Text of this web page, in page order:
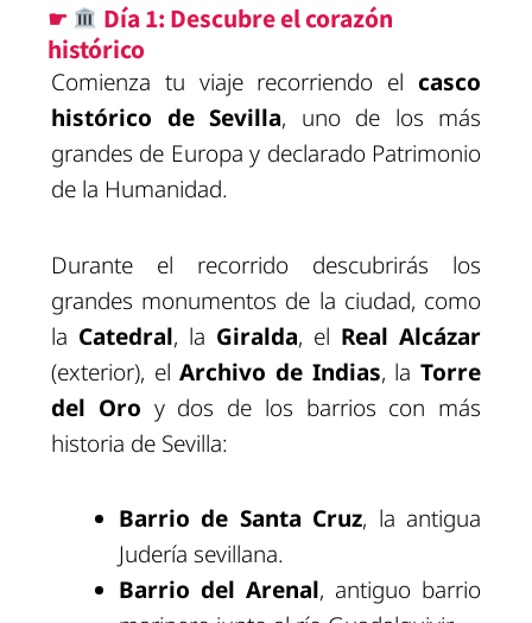
☛
Día 1: Descubre el corazón
histórico
Comienza tu viaje recorriendo el casco
histórico de Sevilla, uno de los más
grandes de Europa y declarado Patrimonio
de la Humanidad.
Durante el recorrido descubrirás los
grandes monumentos de la ciudad, como
la Catedral, la Giralda, el Real Alcázar
(exterior), elArchivo de Indias, laTorre
del Oro y dos de los barrios con más
historia de Sevilla:
Barrio de Santa Cruz, la antigua
Judería sevillana.
Barrio del Arenal, antiguo barrio